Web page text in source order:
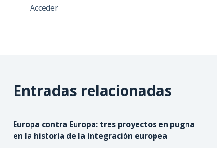
Acceder
Entradas relacionadas
Europa contra Europa: tres proyectos en pugna
en la historia de la integración europea